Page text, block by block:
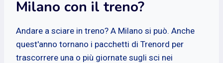
Milano con il treno?
Andare a sciare in treno? A Milano si può. Anche
quest'anno tornano i pacchetti di Trenord per
trascorrere una o più giornate sugli sci nei